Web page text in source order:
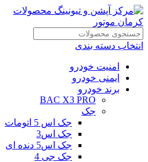
انتخاب دسته بندی
امنیت خودرو
ایمنی خودرو
برند خودرو
BAC X3 PRO
جک
جک اس 5 اتومات
جک اس3
جک اس5 دنده ای
جک جی 4